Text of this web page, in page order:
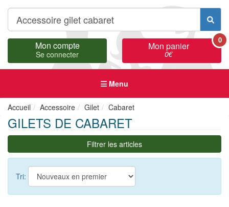
Mon compte
Se connecter
Mon panier
0€
0
Menu
Accueil Accessoire Gilet Cabaret
GILETS DE CABARET
Filtrer les articles
Tri: